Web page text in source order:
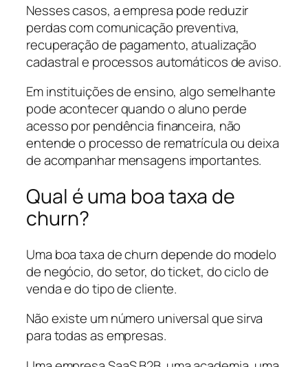
Nesses casos, a empresa pode reduzir
perdas com comunicação preventiva,
recuperação de pagamento, atualização
cadastral e processos automáticos de aviso.
Em instituições de ensino, algo semelhante
pode acontecer quando o aluno perde
acesso por pendência financeira, não
entende o processo de rematrícula ou deixa
de acompanhar mensagens importantes.
Qual é uma boa taxa de
churn?
Uma boa taxa de churn depende do modelo
de negócio, do setor, do ticket, do ciclo de
venda e do tipo de cliente.
Não existe um número universal que sirva
para todas as empresas.